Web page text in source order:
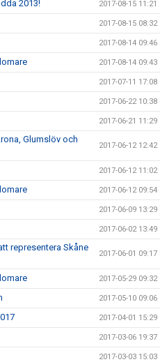
2013! 2017-08-15 11:21
2017-08-15 08:32
2017-08-14 09:46
2017-08-14 09:43
2017-07-11 17:08
2017-06-22 10:38
2017-06-21 11:29
Glumslöv och
2017-06-12 12:42
2017-06-12 11:02
2017-06-12 09:54
2017-06-09 13:29
2017-06-02 13:49
representera Skåne
2017-06-01 09:17
2017-05-29 09:32
2017-05-10 09:06
2017-04-01 15:29
2017-03-06 19:37
2017-03-03 15:03